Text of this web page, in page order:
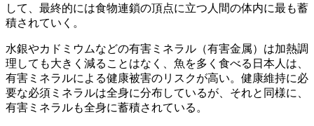
して、最終的には食物連鎖の頂点に立つ人間の体内に最も蓄
積されていく。
水銀やカドミウムなどの有害ミネラル（有害金属）は加熱調
理しても大きく減ることはなく、魚を多く食べる日本人は、
有害ミネラルによる健康被害のリスクが高い。健康維持に必
要な必須ミネラルは全身に分布しているが、それと同様に、
有害ミネラルも全身に蓄積されている。